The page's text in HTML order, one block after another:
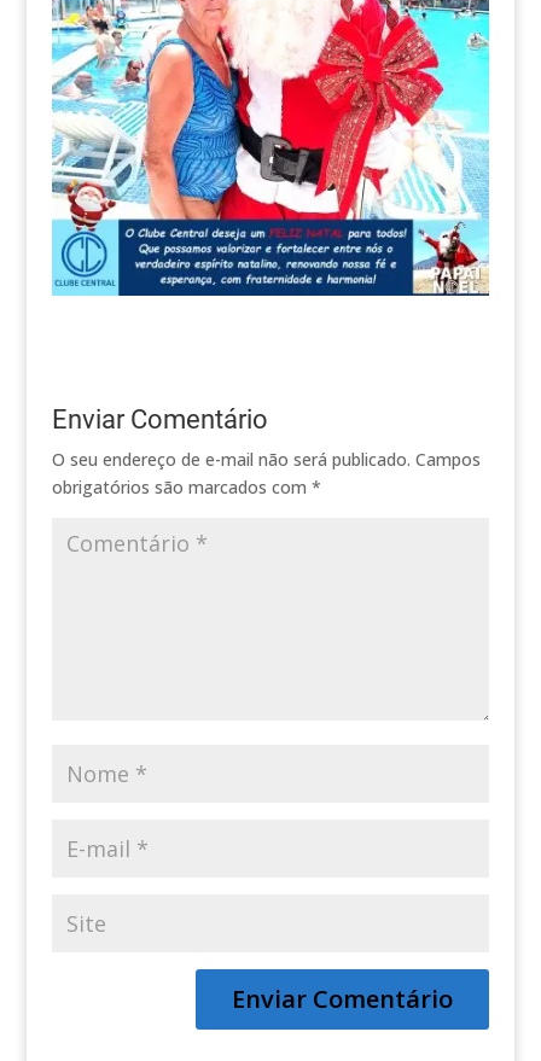
Enviar Comentário
O seu endereço de e-mail não será publicado. Campos
obrigatórios são marcados com *